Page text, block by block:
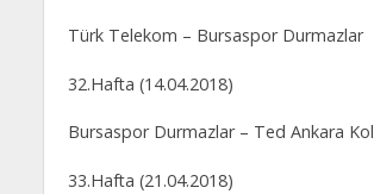
Türk Telekom – Bursaspor Durmazlar
32.Hafta (14.04.2018)
Bursaspor Durmazlar – Ted Ankara
33.Hafta (21.04.2018)